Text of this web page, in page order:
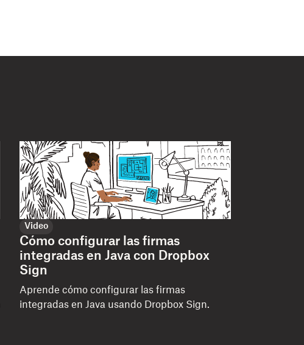
Video
Cómo configurar las firmas
integradas en Java con Dropbox
Sign
Aprende cómo configurar las firmas
integradas en Java usando Dropbox Sign.